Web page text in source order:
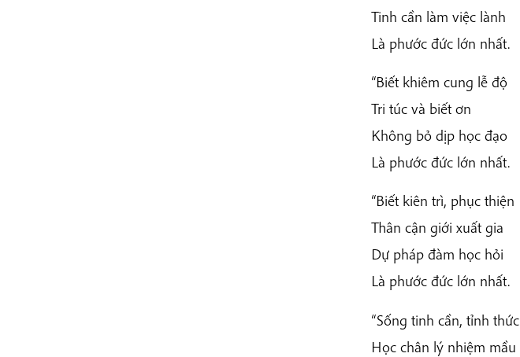
Tinh cần làm việc lành
Là phước đức lớn nhất.
“Biết khiêm cung lễ độ
Tri túc và biết ơn
Không bỏ dịp học đạo
Là phước đức lớn nhất.
“Biết kiên trì, phục thiện
Thân cận giới xuất gia
Dự pháp đàm học hỏi
Là phước đức lớn nhất.
“Sống tinh cần, tỉnh thức
Học chân lý nhiệm mầu